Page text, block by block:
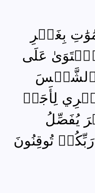
بِغَيۡرِ
عَلَى
لِأَجَلٖ
يُفَصِّلُ
تُوقِنُونَ